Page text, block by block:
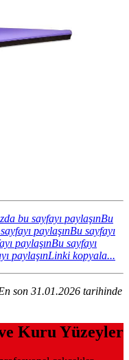
bu sayfayı paylaşınBu
paylaşınBu sayfayı
paylaşınBu sayfayı
paylaşınLinki kopyala...
son 31.01.2026 tarihinde
Kuru Yüzeyler